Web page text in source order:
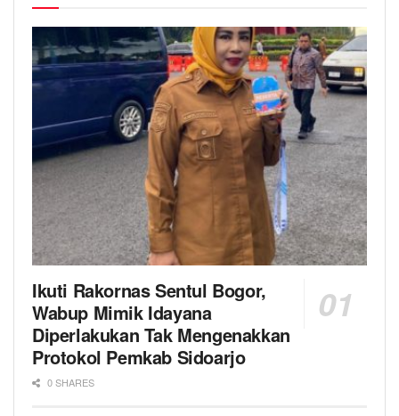
Ikuti Rakornas Sentul Bogor,
Wabup Mimik Idayana
Diperlakukan Tak Mengenakkan
Protokol Pemkab Sidoarjo
0 SHARES